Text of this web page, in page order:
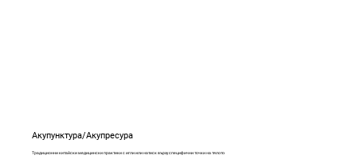
Акупунктура/Акупресура
Традиционни китайски медицински практики с игли или натиск върху специфични точки на тялото